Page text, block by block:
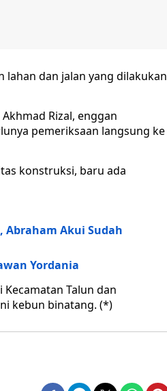
dan jalan yang dilakukan
Rizal, enggan
pemeriksaan langsung ke
konstruksi, baru ada
Abraham Akui Sudah
Yordania
Talun dan
kebun binatang. (*)